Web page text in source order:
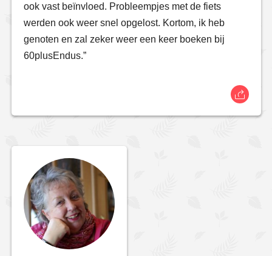
ook vast beïnvloed. Probleempjes met de fiets
werden ook weer snel opgelost. Kortom, ik heb
genoten en zal zeker weer een keer boeken bij
60plusEndus.”